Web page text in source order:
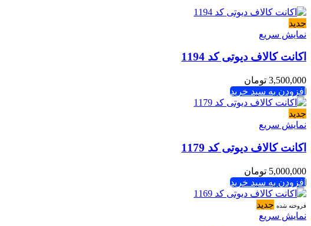
جدید
نمایش سریع
اکانت کالاف دیوتی کد 1194
3,500,000 تومان
افزودن به سبد خرید
جدید
نمایش سریع
اکانت کالاف دیوتی کد 1179
5,000,000 تومان
افزودن به سبد خرید
فروخته شده جدید
نمایش سریع